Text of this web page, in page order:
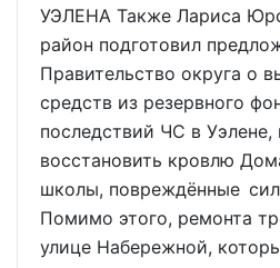
УЭЛЕНА Также Лариса
район подготовил
Правительство округа о
средств из резервного
последствий ЧС в Уэлене,
восстановить кровлю
школы, повреждённые
Помимо этого, ремонта
улице Набережной,